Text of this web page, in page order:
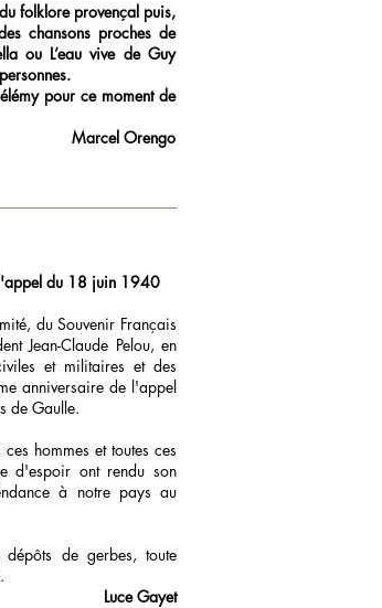
folklore provençal puis,
chansons proches de
ou L’eau vive de Guy
pour ce moment de
Marcel Orengo
du 18 juin 1940
du Souvenir Français
Jean-Claude Pelou, en
et militaires et des
anniversaire de l'appel
de Gaulle.
hommes et toutes ces
d'espoir ont rendu son
à notre pays au
de gerbes, toute
Luce Gayet